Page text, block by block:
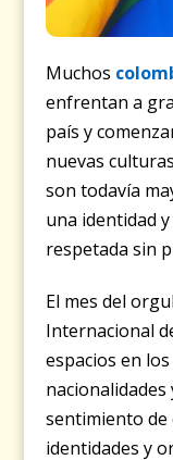
Muchos
enfrentan a
país y
nuevas
son todavía
una identidad
respetada sin
El mes del
Internacional
espacios en
sentimiento
identidades y